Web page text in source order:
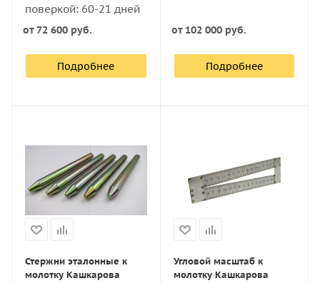
поверкой: 60-21 дней
от72 600 руб.
Подробнее
от 102 000 руб.
Подробнее
Стержни эталонные к
молотку Кашкарова
Угловой масштаб к
молотку Кашкарова